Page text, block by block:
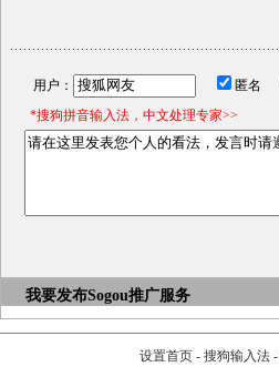
用户： 匿名
*搜狗拼音输入法，中文处理专家>>
我要发布Sogou推广服务
设置首页- 搜狗输入法-